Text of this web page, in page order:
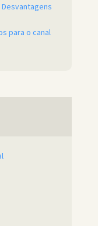
Desvantagens
para o canal